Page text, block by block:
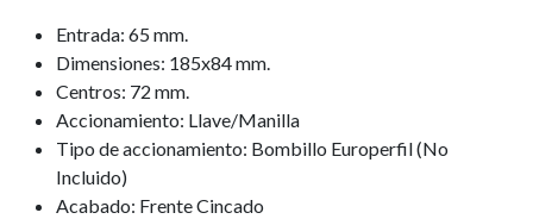
Entrada: 65 mm.
Dimensiones: 185x84 mm.
Centros: 72 mm.
Accionamiento: Llave/Manilla
Tipo de accionamiento: Bombillo Europerfil (No
Incluido)
Acabado: Frente Cincado